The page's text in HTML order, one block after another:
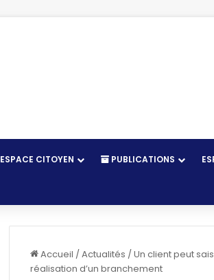
ESPACE CITOYEN PUBLICATIONS
Accueil /Actualités /Un client peut
réalisation d’un branchement